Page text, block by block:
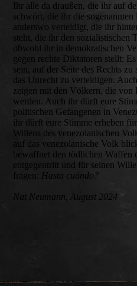
Ihr alle da draußen, die ihr auf
schwört, die ihr die
anderswo verteidigt, die ihr
steht, die ihr den sozialistischen
obwohl ihr in demokratischen
gegen rechte Diktatoren stellt:
sein, auf der Seite des Rechts
das Unrecht zu verteidigen.
zeigen mit den Völkern, die von
werden. Auch ihr dürft eure
politischen Gefangenen in
ihr dürft eure Stimme erheben
Willens des venezolanischen
auf das venezolanische Volk
bewaffnet den tödlichen Waffen
entgegentritt und für seinen
fragen: Hasta cuándo?
Nat Neumann, August 2024